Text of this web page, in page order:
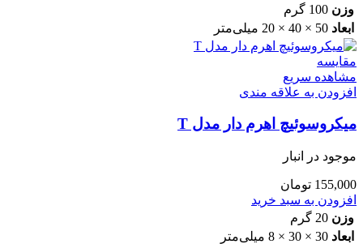
وزن 100 گرم
ابعاد 50 × 40 × 20 میلی‌متر
مقایسه
مشاهده سریع
افزودن به علاقه مندی
میکروسوئیچ اهرم دار مدل T
موجود در انبار
155,000 تومان
افزودن به سبد خرید
وزن 20 گرم
ابعاد 30 × 30 × 8 میلی‌متر